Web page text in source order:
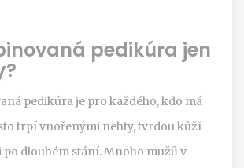
pedikúra jen
pedikúra je pro každého, kdo má
trpí vnořenými nehty, tvrdou kůží
po dlouhém stání. Mnoho mužů v